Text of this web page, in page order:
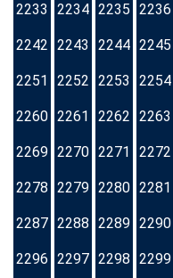
2233 2234 2235 2236
2242 2243 2244 2245
2251 2252 2253 2254
2260 2261 2262 2263
2269 2270 2271 2272
2278 2279 2280 2281
2287 2288 2289 2290
2296 2297 2298 2299